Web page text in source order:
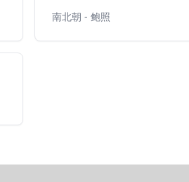
南北朝 - 鲍照